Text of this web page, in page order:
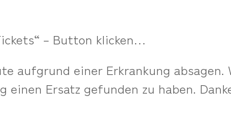
– Button klicken…
aufgrund einer Erkrankung absagen.
Ersatz gefunden zu haben.